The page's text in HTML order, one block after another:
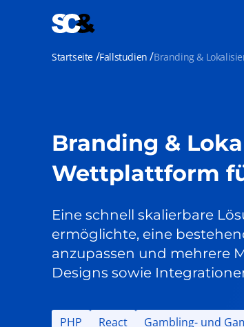
Startseite Fallstudien Branding &
Branding &
Wettplattform
Eine schnell skalierbare
ermöglichte, eine
anzupassen und mehrere
Designs sowie
PHP React Gambling- und